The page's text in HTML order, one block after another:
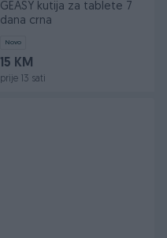
GEASY kutija za tablete 7
dana crna
Novo
15 KM
prije 13 sati